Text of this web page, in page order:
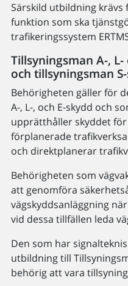
Särskild utbildning
funktion som ska
trafikeringssystem
Tillsyningsman A-,
och tillsyningsman
Behörigheten gäller för
A-, L-, och E-skydd och
upprätthåller skyddet
förplanerade
och direktplanerar
Behörigheten som
att genomföra
vägskyddsanläggning
vid dessa tillfällen leda
Den som har
utbildning till
behörig att vara